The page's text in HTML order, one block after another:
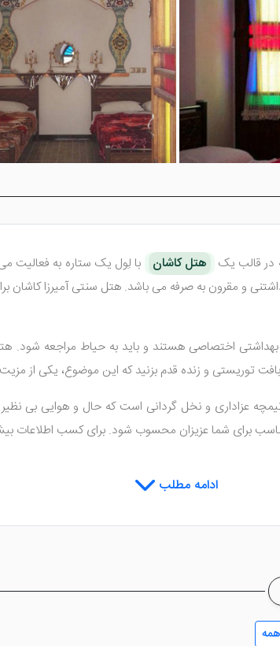
در قالب یک هتل کاشان
با لِول یک ستاره به فعالیت
و مقرون به صرفه می باشد. هتل سنتی آمیرزا کاشان
اختصاصی هستند و باید به حیاط مراجعه شود. هتل
توریستی و زنده قدم بزنید که این موضوع، یکی از
عزاداری و نخل گردانی است که حال و هوایی بی نظیر و
برای شما عزیزان محسوب شود. برای کسب اطلاعات
رفاهی نیز در اتاق های این هتل، در حد رضایت گردشگران
ادامه مطلب
همه